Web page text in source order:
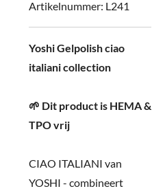
Artikelnummer: L241
Yoshi Gelpolish ciao
italiani collection
🌱 Dit product is HEMA &
TPO vrij
CIAO ITALIANI van
YOSHI - combineert